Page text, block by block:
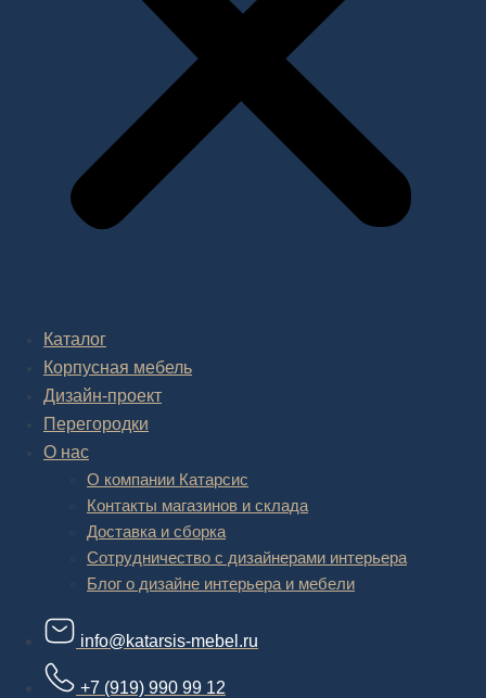
Каталог
Корпусная мебель
Дизайн-проект
Перегородки
О нас
О компании Катарсис
Контакты магазинов и склада
Доставка и сборка
Сотрудничество с дизайнерами интерьера
Блог о дизайне интерьера и мебели
info@katarsis-mebel.ru
+7 (919) 990 99 12
В салоне мебели
есть и готовые товары, которые можем доставить уже сегодня, и
корпусная мебель на заказ, включая кухни.